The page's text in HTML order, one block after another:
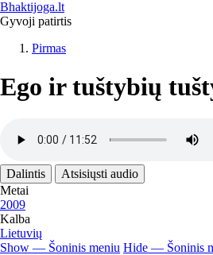
Pereiti
į
turinį
Bhaktijoga.lt
Gyvoji patirtis
Pirmas
Ego ir tuštybių
Metai
2009
Kalba
Lietuvių
Show — Šoninis meniu Hide — Šoninis